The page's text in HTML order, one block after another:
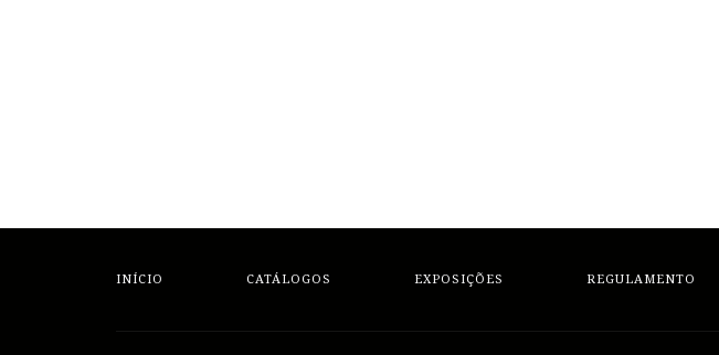
INÍCIO CATÁLOGOS EXPOSIÇÕES REGULAMENTO